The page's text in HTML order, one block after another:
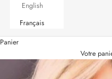
English
Français
Panier
Votre